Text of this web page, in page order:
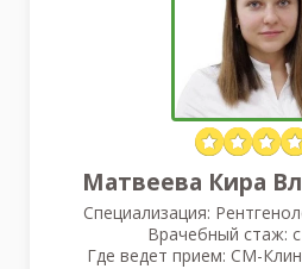
Матвеева Кира
Специализация:
Врачебный стаж:
Где ведет прием: СМ-